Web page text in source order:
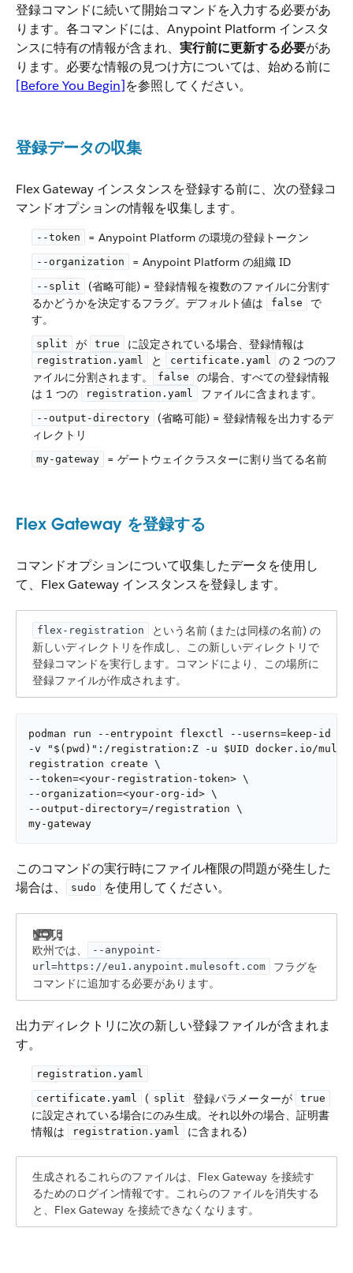
登録コマンドに続いて開始コマンドを入力する必要があ
ります。各コマンドには、Anypoint Platform インスタ
ンスに特有の情報が含まれ、​ 実行前に更新する必要​があ
ります。必要な情報の見つけ方については、始める前に​
[Before You Begin]​を参照してください。
登録データの収集
Flex Gateway インスタンスを登録する前に、次の登録コ
マンドオプションの情報を収集します。
--token ​ = Anypoint Platform の環境の登録トークン
--organization ​ = Anypoint Platform の組織 ID
--split
​ (省略可能) = 登録情報を複数のファイルに分割す
るかどうかを決定するフラグ。デフォルト値は ​
false
​ で
す。
split ​ が ​ true ​ に設定されている場合、登録情報は ​
registration.yaml ​ と ​ certificate.yaml
​ の 2 つのフ
ァイルに分割されます。​
false
​ の場合、すべての登録情報
は 1 つの ​
registration.yaml ​ ファイルに含まれます。
--output-directory
​ (省略可能) = 登録情報を出力するデ
ィレクトリ
my-gateway ​ = ゲートウェイクラスターに割り当てる名前
Flex Gateway を登録する
コマンドオプションについて収集したデータを使用し
て、Flex Gateway インスタンスを登録します。
flex-registration
​ という名前 (または同様の名前) の
新しいディレクトリを作成し、この新しいディレクトリで
登録コマンドを実行します。コマンドにより、この場所に
登録ファイルが作成されます。
podman run --entrypoint flexctl --userns=keep-id \
-v "$(pwd)":/registration:Z -u $UID docker.io/
registration create \
--token=<your-registration-token> \
--organization=<your-org-id> \
--output-directory=/registration \
my-gateway
このコマンドの実行時にファイル権限の問題が発生した
場合は、​
sudo ​ を使用してください。
欧州では、​
--anypoint-
url=https://eu1.anypoint.mulesoft.com
​ フラグを
コマンドに追加する必要があります。
出力ディレクトリに次の新しい登録ファイルが含まれま
す。
registration.yaml
certificate.yaml ​ (​ split ​ 登録パラメーターが ​ true
に設定されている場合にのみ生成。それ以外の場合、証明書
情報は ​
registration.yaml ​ に含まれる)
生成されるこれらのファイルは、Flex Gateway を接続す
るためのログイン情報です。これらのファイルを消失する
と、Flex Gateway を接続できなくなります。